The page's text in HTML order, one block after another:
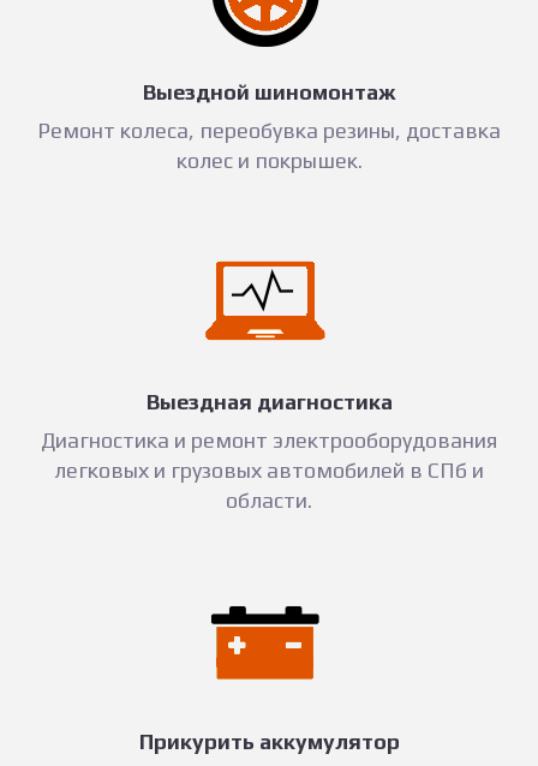
Выездной шиномонтаж
Ремонт колеса, переобувка резины, доставка
колес и покрышек.
Выездная диагностика
Диагностика и ремонт электрооборудования
легковых и грузовых автомобилей в СПб и
области.
Прикурить аккумулятор